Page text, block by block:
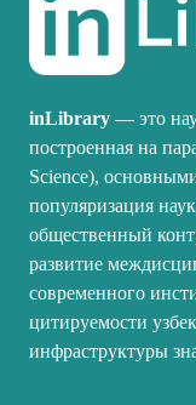
inLibrary — это
построенная на
Science),
популяризация
общественный
развитие
современного
цитируемости
инфраструктуры